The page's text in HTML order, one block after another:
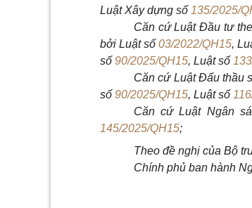
Luật Xây dựng số 135/2025/
Căn cứ Luật Đầu tư
bởi Luật số 03/2022/QH15,
số 90/2025/QH15, Luật số
Căn cứ Luật Đấu thầu
số 90/2025/QH15, Luật số
Căn cứ Luật Ngân
145/2025/QH15;
Theo đề nghị của Bộ
Chính phủ ban hành